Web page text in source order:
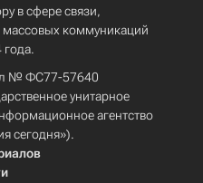
в сфере связи,
коммуникаций
№ ФС77-57640
унитарное
агентство
сегодня»).